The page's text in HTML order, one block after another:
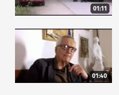
01:11
01:40